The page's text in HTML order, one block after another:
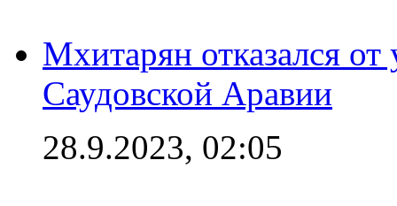
Мхитарян отказался от
Саудовской Аравии
28.9.2023, 02:05